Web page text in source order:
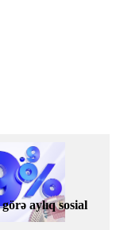
aylıq sosial